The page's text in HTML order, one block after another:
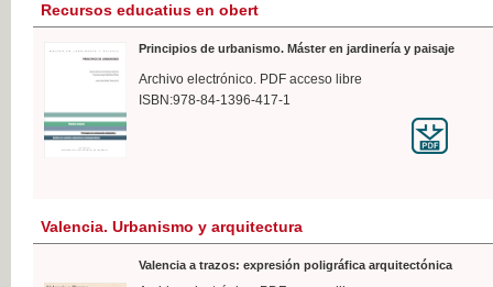
Recursos educatius en obert
Principios de urbanismo. Máster en jardinería y paisaje
Archivo electrónico. PDF acceso libre
ISBN:978-84-1396-417-1
Valencia. Urbanismo y arquitectura
Valencia a trazos: expresión poligráfica arquitectónica